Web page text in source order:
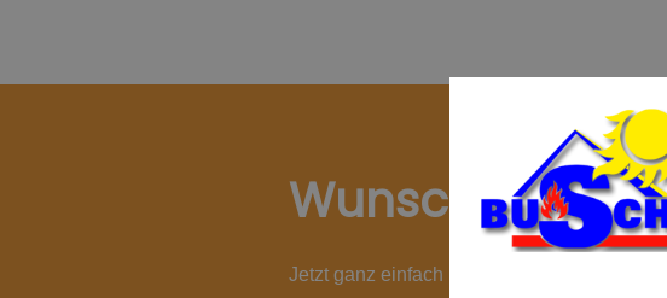
Wunschtermin
Jetzt ganz einfach und bequem Online